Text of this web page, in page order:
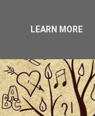
LEARN MORE